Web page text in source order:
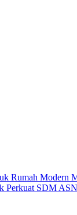
Rumah Modern
Perkuat SDM ASN